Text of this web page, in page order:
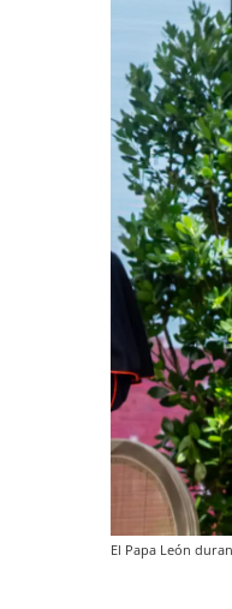
El Papa León